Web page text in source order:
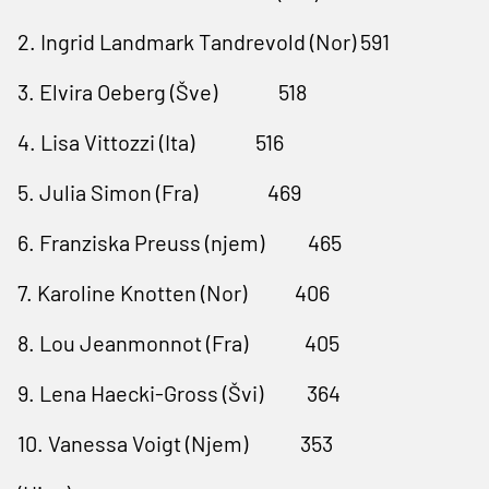
2. Ingrid Landmark Tandrevold (Nor) 591
3. Elvira Oeberg (Šve) 518
4. Lisa Vittozzi (Ita) 516
5. Julia Simon (Fra) 469
6. Franziska Preuss (njem) 465
7. Karoline Knotten (Nor) 406
8. Lou Jeanmonnot (Fra) 405
9. Lena Haecki-Gross (Švi) 364
10. Vanessa Voigt (Njem) 353